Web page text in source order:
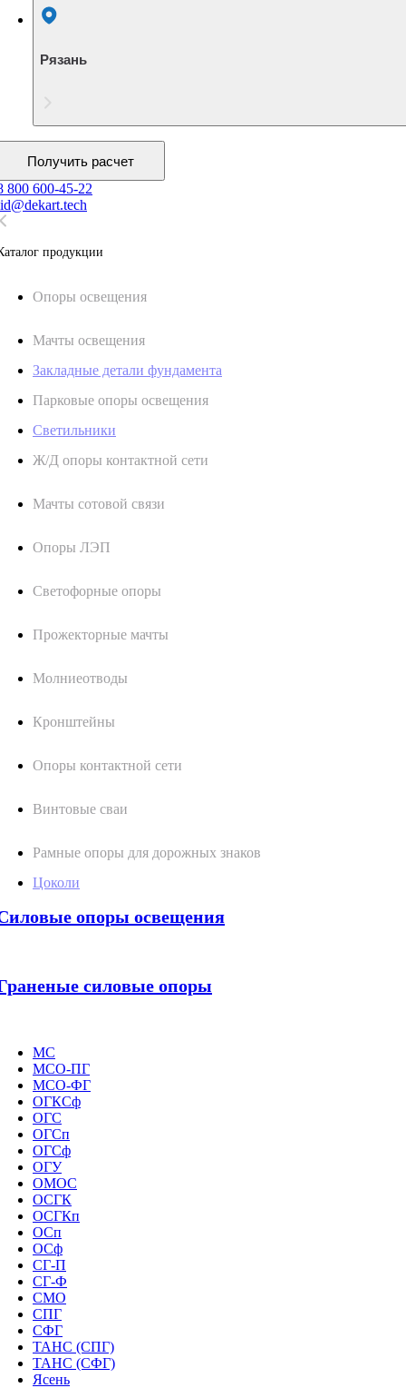
Рязань
Получить расчет
800 600-45-22
продукции
Oпоры oсвeщения
Мачты освещения
Закладные детали фундамента
Парковые опоры освещения
Светильники
Ж/Д опоры контактной сети
Мачты сотовой связи
Опоры ЛЭП
Светофорные опоры
Прожекторные мачты
Молниеотводы
Кронштейны
Опоры контактной сети
Винтовые сваи
Рамные опоры для дорожных знаков
Цоколи
опоры освещения
силовые опоры
МС
МСО-ПГ
МСО-ФГ
ОГКСф
ОГС
ОГСп
ОГСф
ОГУ
ОМОС
ОСГК
ОСГКп
ОСп
ОСф
СГ-П
СГ-Ф
СМО
СПГ
СФГ
ТАНС (СПГ)
ТАНС (СФГ)
Ясень